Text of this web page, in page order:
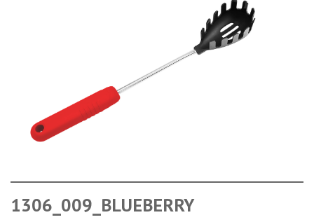
1306_009_BLUEBERRY